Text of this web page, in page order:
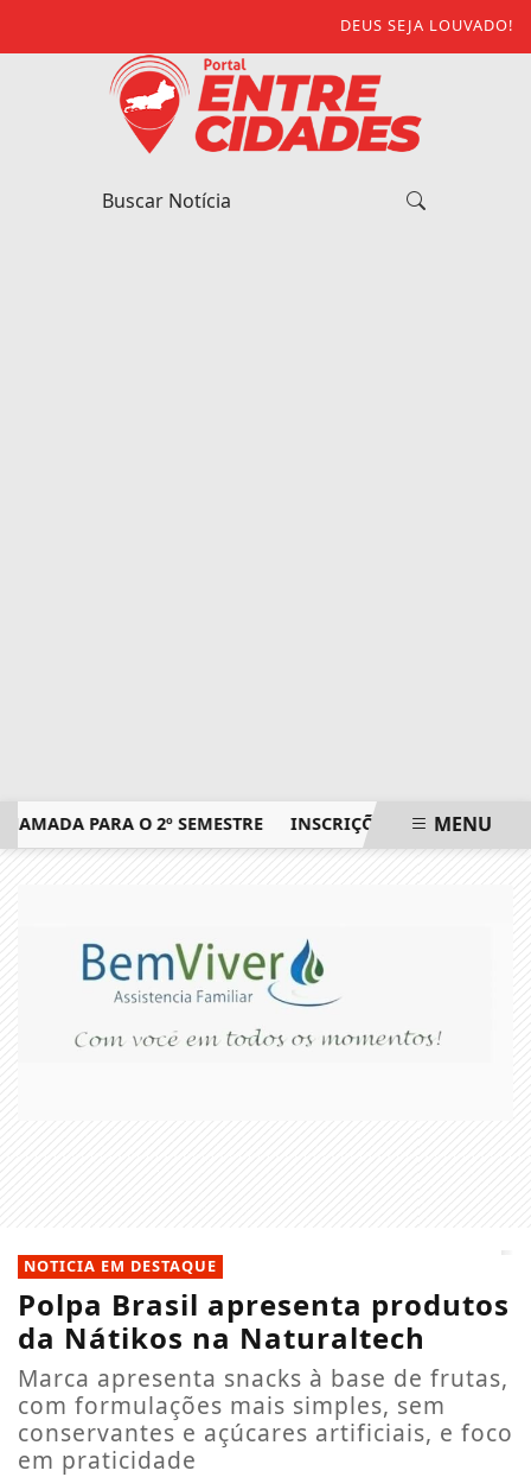
DEUS SEJA LOUVADO!
PARA O 2º SEMESTRE INSCRIÇÕES PARA EXAME DE
MENU
NOTICIA EM DESTAQUE
Polpa Brasil apresenta produtos
da Nátikos na Naturaltech
Marca apresenta snacks à base de frutas,
com formulações mais simples, sem
conservantes e açúcares artificiais, e foco
em praticidade